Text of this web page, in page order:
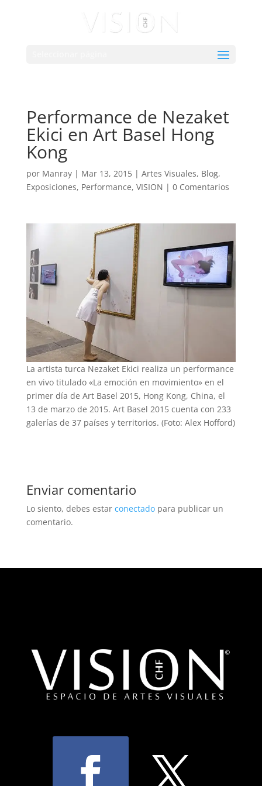
Performance de Nezaket
Ekici en Art Basel Hong
Kong
por Manray| Mar 13, 2015| Artes Visuales, Blog,
Exposiciones, Performance, VISION | 0 Comentarios
La artista turca Nezaket Ekici realiza un performance
en vivo titulado «La emoción en movimiento» en el
primer día de Art Basel 2015, Hong Kong, China, el
13 de marzo de 2015. Art Basel 2015 cuenta con 233
galerías de 37 países y territorios. (Foto: Alex Hofford)
Enviar comentario
Lo siento, debes estar conectadopara publicar un
comentario.